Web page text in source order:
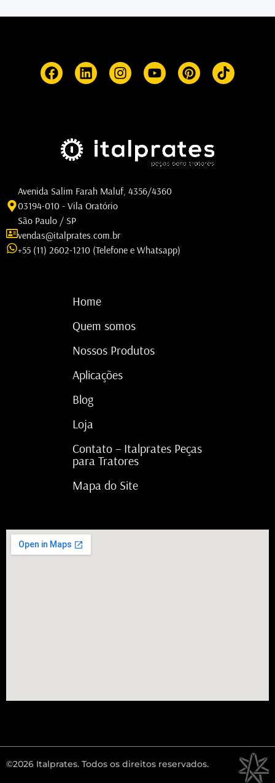
Avenida Salim Farah Maluf, 4356/4360
03194-010 - Vila Oratório
São Paulo / SP
vendas@italprates.com.br
+55 (11) 2602-1210 (Telefone e Whatsapp)
Home
Quem somos
Nossos Produtos
Aplicações
Blog
Loja
Contato – Italprates Peças
para Tratores
Mapa do Site
©2026 Italprates. Todos os direitos reservados.